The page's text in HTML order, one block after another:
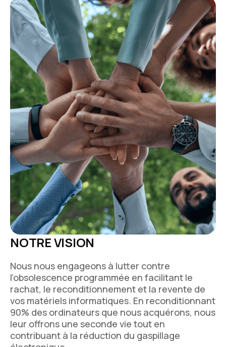
NOTRE VISION
Nous nous engageons à lutter contre
l’obsolescence programmée en facilitant le
rachat, le reconditionnement et la revente de
vos matériels informatiques. En reconditionnant
90% des ordinateurs que nous acquérons, nous
leur offrons une seconde vie tout en
contribuant à la réduction du gaspillage